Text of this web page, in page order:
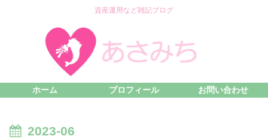
資産運用など雑記ブログ
ホーム プロフィール お問い合わせ
2023-06